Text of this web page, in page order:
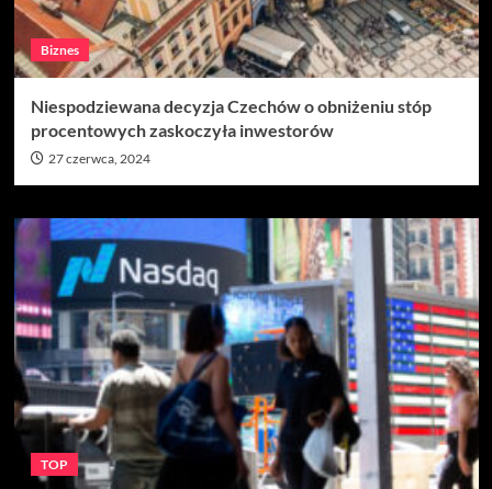
Biznes
Niespodziewana decyzja Czechów o obniżeniu stóp
procentowych zaskoczyła inwestorów
27 czerwca, 2024
TOP